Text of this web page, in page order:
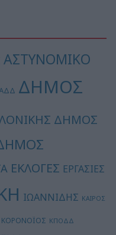
ΑΣΤΥΝΟΜΙΚΟ
ΔΗΜΟΣ
ΔΗΜΟΣ
ΕΚΛΟΓΕΣ ΕΡΓΑΣΙΕΣ
ΙΩΑΝΝΙΔΗΣ ΚΑΙΡΟΣ
ΚΟΡΟΝΟΪΟΣ ΚΠΟΔΔ